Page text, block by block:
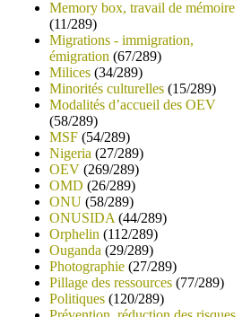
Memory box, travail de mémoire
(11/289)
Migrations - immigration,
émigration (67/289)
Milices (34/289)
Minorités culturelles (15/289)
Modalités d’accueil des OEV
(58/289)
MSF (54/289)
Nigeria (27/289)
OEV (269/289)
OMD (26/289)
ONU (58/289)
ONUSIDA (44/289)
Orphelin (112/289)
Ouganda (29/289)
Photographie (27/289)
Pillage des ressources (77/289)
Politiques (120/289)